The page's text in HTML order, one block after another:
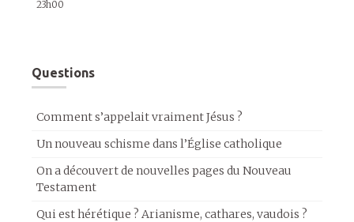
23h00
Questions
Comment s’appelait vraiment Jésus ?
Un nouveau schisme dans l’Église catholique
On a découvert de nouvelles pages du Nouveau
Testament
Qui est hérétique ? Arianisme, cathares, vaudois ?